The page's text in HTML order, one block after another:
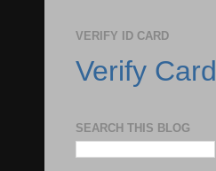
VERIFY ID CARD
Verify Card
SEARCH THIS BLOG